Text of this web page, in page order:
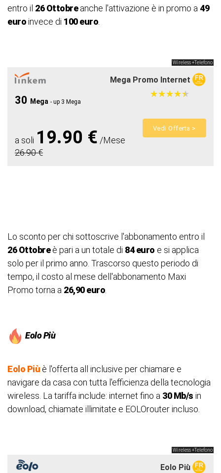
entro il 26 Ottobreanche l'attivazione è in promo a 49
euroinvece di 100 euro
Wireless +Telefono
Mega Promo Internet
30 Mega - up 3 Mega
★★★★★
★★★★★
a soli 19.90 € /Mese
26.90 €
Vedi Offerta >
Lo sconto per chi sottoscrive l'abbonamento entro il
26 Ottobreè pari a un totale di 84 euro e si applica
solo per il primo anno. Trascorso questo periodo di
tempo, il costo al mese dell'abbonamento Maxi
Promo torna a 26,90 euro
Eolo Più
Eolo Più è l'offerta all inclusive per chiamare e
navigare da casa con tutta l'efficienza della tecnologia
wireless. La tariffa include: internet fino a 30 Mb/s in
download, chiamate illimitate e EOLOrouter incluso.
Wireless +Telefono
Eolo Più